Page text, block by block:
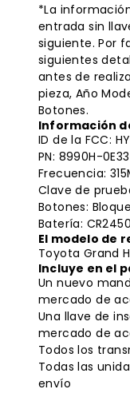
*La
entrada sin
siguiente. Por
siguientes
antes de
pieza, Año
Botones.
Información
ID de la FCC:
PN: 8990H-
Frecuencia:
Clave de
Botones:
Batería: CR2450
El modelo de
Toyota Grand
Incluye en el
Un nuevo
mercado de
Una llave de
mercado de
Todos los
Todas las
envío